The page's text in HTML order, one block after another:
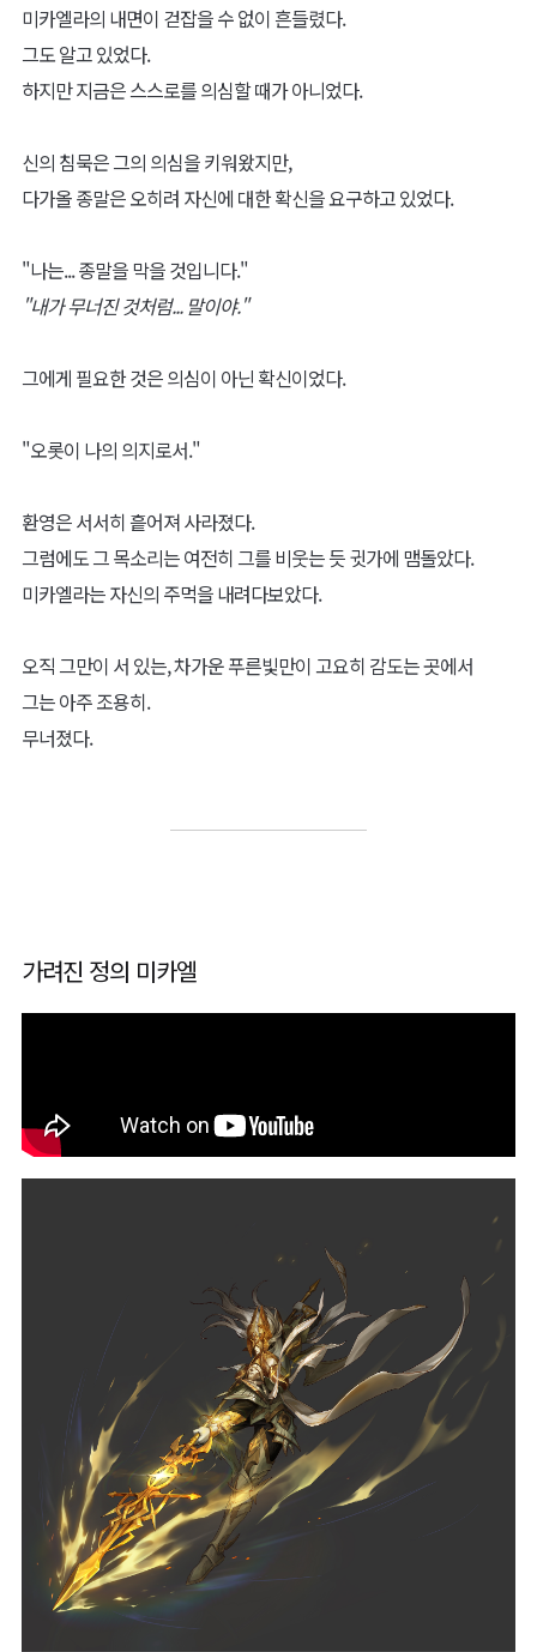
미카엘라의 내면이 걷잡을 수 없이 흔들렸다.
그도 알고 있었다.
하지만 지금은 스스로를 의심할 때가 아니었다.
신의 침묵은 그의 의심을 키워왔지만,
다가올 종말은 오히려 자신에 대한 확신을 요구하고 있었다.
"나는... 종말을 막을 것입니다."
"내가 무너진 것처럼... 말이야."
그에게 필요한 것은 의심이 아닌 확신이었다.
"오롯이 나의 의지로서."
환영은 서서히 흩어져 사라졌다.
그럼에도 그 목소리는 여전히 그를 비웃는 듯 귓가에 맴돌았다.
미카엘라는 자신의 주먹을 내려다보았다.
오직 그만이 서 있는, 차가운 푸른빛만이 고요히 감도는 곳에서
그는 아주 조용히.
무너졌다.
가려진 정의 미카엘